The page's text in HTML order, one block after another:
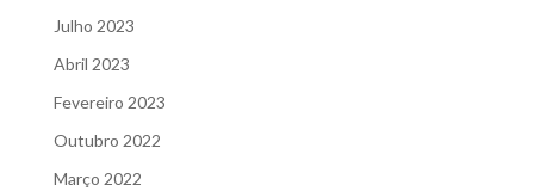
Julho 2023
Abril 2023
Fevereiro 2023
Outubro 2022
Março 2022